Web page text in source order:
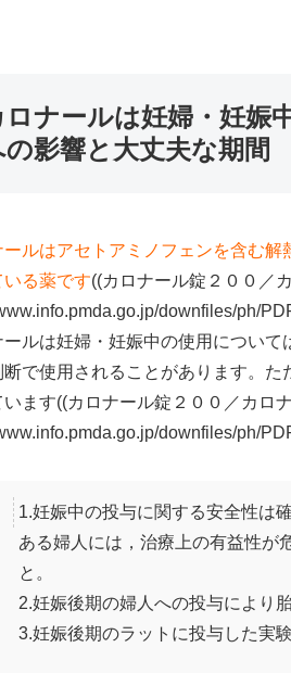
ロナールは妊婦・妊娠
の影響と大丈夫な期間
ールはアセトアミノフェンを含む
いる薬です((カロナール錠２００／
downfiles/ph/
ールは妊婦・妊娠中の使用につい
断で使用されることがあります。
います((カロナール錠２００／カ
downfiles/ph/
1.妊娠中の投与に関する安全性は
ある婦人には，治療上の有益性が
と。
2.妊娠後期の婦人への投与により
3.妊娠後期のラットに投与した実